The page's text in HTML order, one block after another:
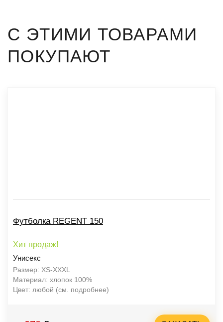
С ЭТИМИ ТОВАРАМИ
ПОКУПАЮТ
Футболка REGENT 150
Хит продаж!
Унисекс
Размер: XS-XXXL
Материал: хлопок 100%
Цвет: любой (см. подробнее)